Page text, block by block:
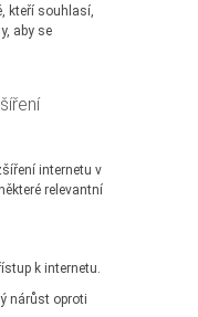
kteří souhlasí,
aby se
internetu v
relevantní
k internetu.
nárůst oproti